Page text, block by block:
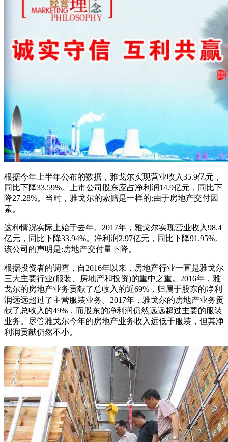
根据今年上半年公布的数据，雅戈尔实现营业收入35.9亿元，
同比下降33.59%。上市公司股东应占净利润14.9亿元，同比下
降27.28%。当时，雅戈尔的索赔是一样的:由于房地产交付因
素。
这种情况实际上始于去年。2017年，雅戈尔实现营业收入98.4
亿元，同比下降33.94%。净利润2.97亿元，同比下降91.95%。
该公司的声明是:房地产交付量下降。
根据投资者的调查，自2016年以来，房地产行业一直是雅戈尔
三大主要行业(服装、房地产和投资)的重中之重。2016年，雅
戈尔的房地产业务贡献了总收入的近69%，归属于股东的净利
润远远超过了主营服装业务。2017年，雅戈尔的房地产业务贡
献了总收入的49%，而股东的净利润仍然远远超过主要的服装
业务。尽管雅戈尔今年的房地产业务收入远低于服装，但其净
利润贡献仍然不小。